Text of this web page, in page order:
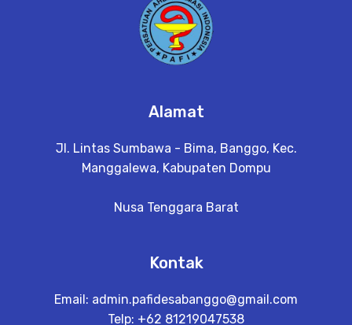
Alamat
Jl. Lintas Sumbawa - Bima, Banggo, Kec.
Manggalewa, Kabupaten Dompu
Nusa Tenggara Barat
Kontak
Email: admin.pafidesabanggo@gmail.com
Telp: +62 81219047538